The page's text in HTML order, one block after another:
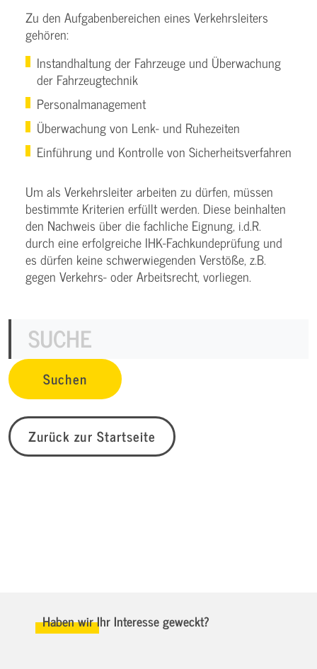
Zu den Aufgabenbereichen eines Verkehrsleiters
gehören:
Instandhaltung der Fahrzeuge und Überwachung
der Fahrzeugtechnik
Personalmanagement
Überwachung von Lenk- und Ruhezeiten
Einführung und Kontrolle von Sicherheitsverfahren
Um als Verkehrsleiter arbeiten zu dürfen, müssen
bestimmte Kriterien erfüllt werden. Diese beinhalten
den Nachweis über die fachliche Eignung, i.d.R.
durch eine erfolgreiche IHK-Fachkundeprüfung und
es dürfen keine schwerwiegenden Verstöße, z.B.
gegen Verkehrs- oder Arbeitsrecht, vorliegen.
Zurück zur Startseite
Haben wir Ihr Interesse geweckt?